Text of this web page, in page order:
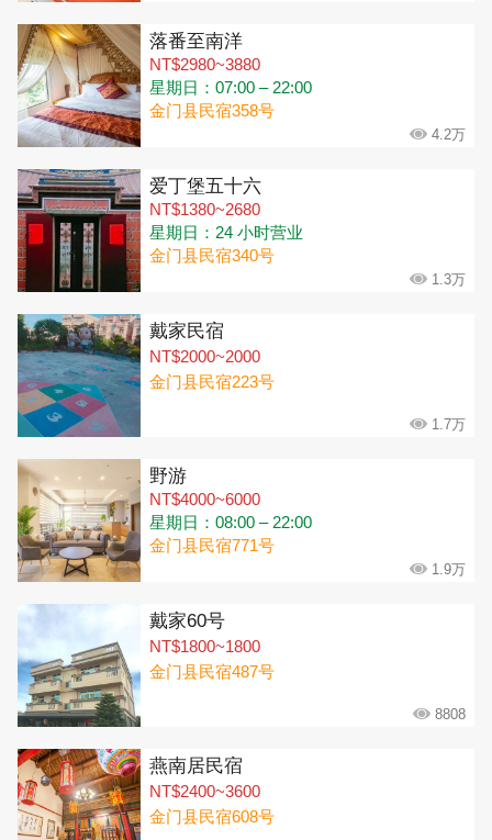
落番至南洋
NT$2980~3880
星期日：07:00 – 22:00
金门县民宿358号
4.2万
爱丁堡五十六
NT$1380~2680
星期日：24 小时营业
金门县民宿340号
1.3万
戴家民宿
NT$2000~2000
金门县民宿223号
1.7万
野游
NT$4000~6000
星期日：08:00 – 22:00
金门县民宿771号
1.9万
戴家60号
NT$1800~1800
金门县民宿487号
8808
燕南居民宿
NT$2400~3600
金门县民宿608号